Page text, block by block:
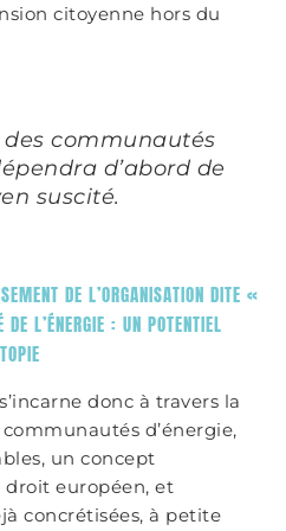
citoyenne hors du
des communautés
d’abord de
suscité.
DE L’ORGANISATION DITE «
L’ÉNERGIE : UN POTENTIEL
donc à travers la
d’énergie,
un concept
européen, et
concrétisées, à petite